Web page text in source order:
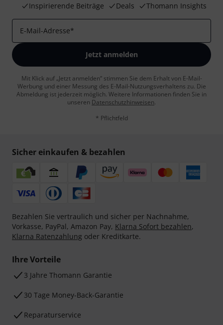
Inspirierende Beiträge
Deals Thomann Insights
E-Mail-Adresse*
Jetzt anmelden
Mit Klick auf „Jetzt anmelden“ stimmen Sie dem Erhalt von E-Mail-
Werbung und einer Messung des E-Mail-Nutzungsverhaltens zu. Die
Abmeldung ist jederzeit möglich. Weitere Informationen finden Sie in
unseren Datenschutzhinweisen.
* Pflichtfeld
Sicher einkaufen & bezahlen
Bezahlen Sie vertraulich und sicher per Nachnahme,
Vorkasse, PayPal, Amazon Pay, Klarna Sofort bezahlen,
Klarna Ratenzahlung oder Kreditkarte.
Ihre Vorteile
3 Jahre Thomann Garantie
30 Tage Money-Back-Garantie
Reparaturservice